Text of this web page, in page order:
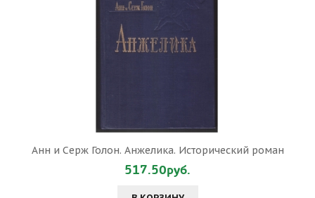
Анн и Серж Голон. Анжелика. Исторический роман
517.50руб.